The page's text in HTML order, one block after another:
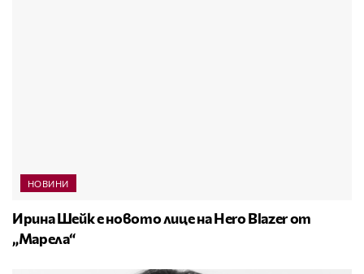
НОВИНИ
Ирина Шейк е новото лице на Hero Blazer от
„Марела“